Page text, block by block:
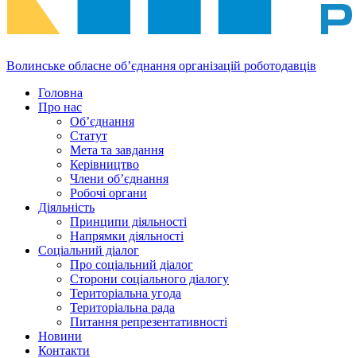
Волинське обласне об’єднання організацій роботодавців
Головна
Про нас
Об’єднання
Статут
Мета та завдання
Керівництво
Члени об’єднання
Робочі органи
Діяльність
Принципи діяльності
Напрямки діяльності
Соціальний діалог
Про соціальний діалог
Сторони соціального діалогу
Територіальна угода
Територіальна рада
Питання репрезентативності
Новини
Контакти